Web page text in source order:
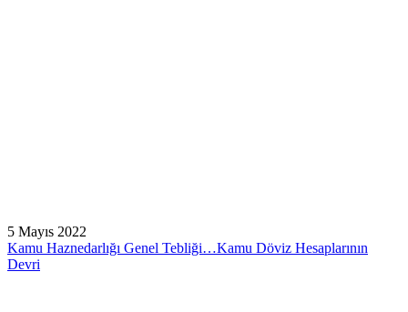
5 Mayıs 2022
Kamu Haznedarlığı Genel Tebliği…Kamu Döviz Hesaplarının
Devri